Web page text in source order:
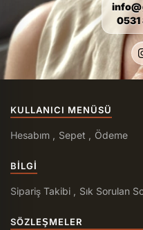
KULLANICI MENÜSÜ
Hesabım Sepet Ödeme
BILGI
Sipariş Takibi Sık Sorulan
SÖZLEŞMELER